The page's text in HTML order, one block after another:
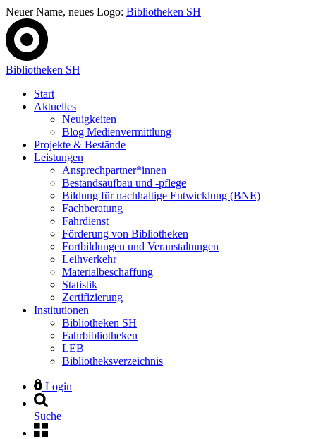
Neuer Name, neues Logo: Bibliotheken SH
Bibliotheken SH
Start
Aktuelles
Neuigkeiten
Blog Medienvermittlung
Projekte & Bestände
Leistungen
Ansprechpartner*innen
Bestandsaufbau und -pflege
Bildung für nachhaltige Entwicklung (BNE)
Fachberatung
Fahrdienst
Förderung von Bibliotheken
Fortbildungen und Veranstaltungen
Leihverkehr
Materialbeschaffung
Statistik
Zertifizierung
Institutionen
Bibliotheken SH
Fahrbibliotheken
LEB
Bibliotheksverzeichnis
Login
Suche